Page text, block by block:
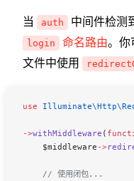
当 auth 中间件检测
login 命名路由。你
文件中使用
use Illuminate\Http\
->withMiddleware (
    $middleware
->
    // 使用闭包...